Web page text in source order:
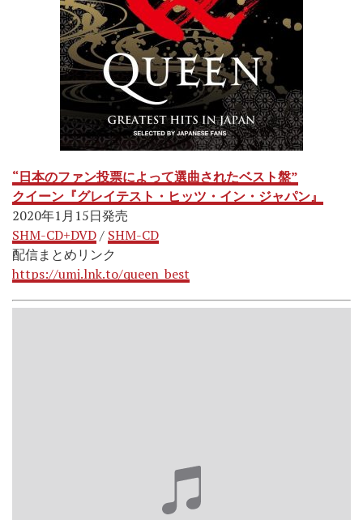
“日本のファン投票によって選曲されたベスト盤”
クイーン『グレイテスト・ヒッツ・イン・ジャパン』
2020年1月15日発売
SHM-CD+DVD/ SHM-CD
配信まとめリンク
https://umj.lnk.to/queen_best